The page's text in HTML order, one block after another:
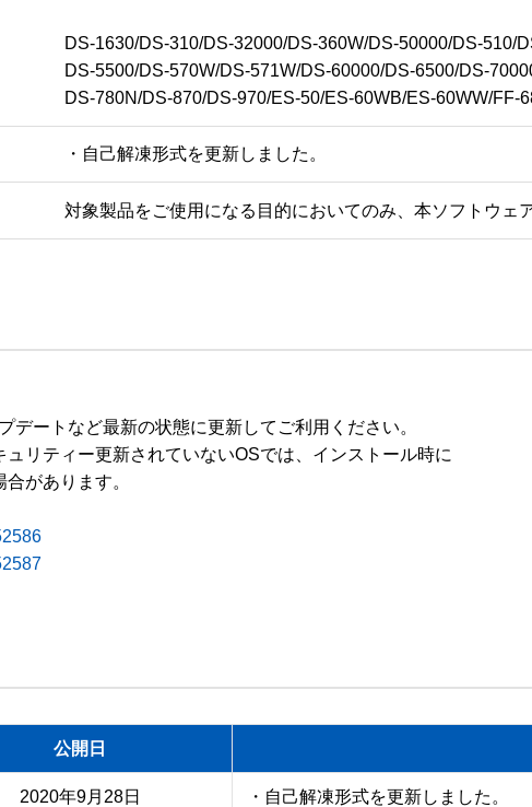
DS-1630/DS-310/DS-32000/DS-360W/DS-50000/DS-510/
DS-5500/DS-570W/DS-571W/DS-60000/DS-6500/DS-
DS-780N/DS-870/DS-970/ES-50/ES-60WB/ES-60WW/FF-
・自己解凍形式を更新しました。
対象製品をご使用になる目的においてのみ、本ソフトウェ
ートなど最新の状態に更新してご利用ください。
リティー更新されていないOSでは、インストール時に
があります。
公開日
2020年9月28日 ・自己解凍形式を更新しました。